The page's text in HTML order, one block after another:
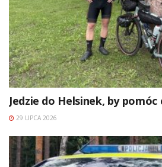
Jedzie do Helsinek, by pomóc
29 LIPCA 2026